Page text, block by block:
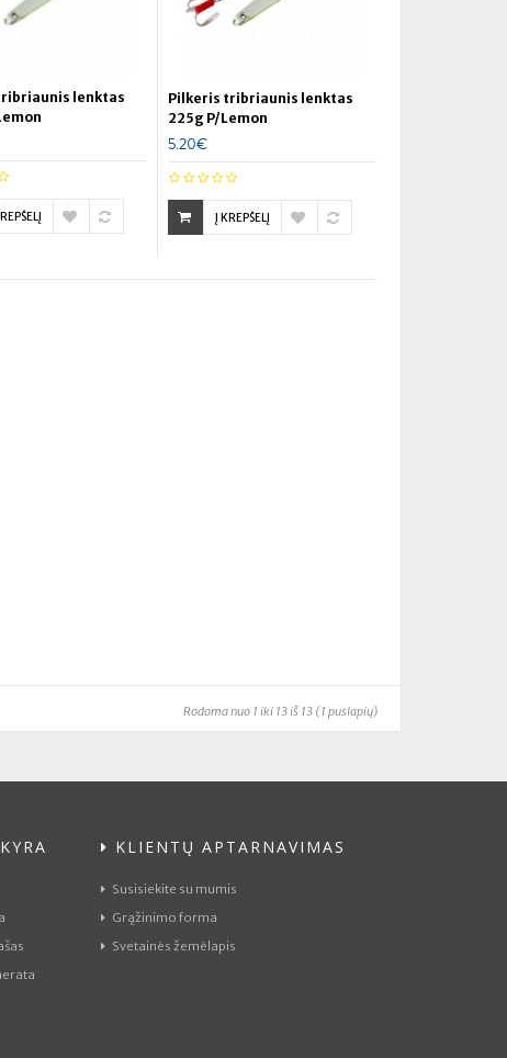
lenktas
Pilkeris tribriaunis lenktas
225g P/Lemon
5.20€
Į KREPŠELĮ
Rodoma nuo 1 iki 13 iš 13 (1 puslapių)
KLIENTŲ APTARNAVIMAS
Susisiekite su mumis
Grąžinimo forma
Svetainės žemėlapis